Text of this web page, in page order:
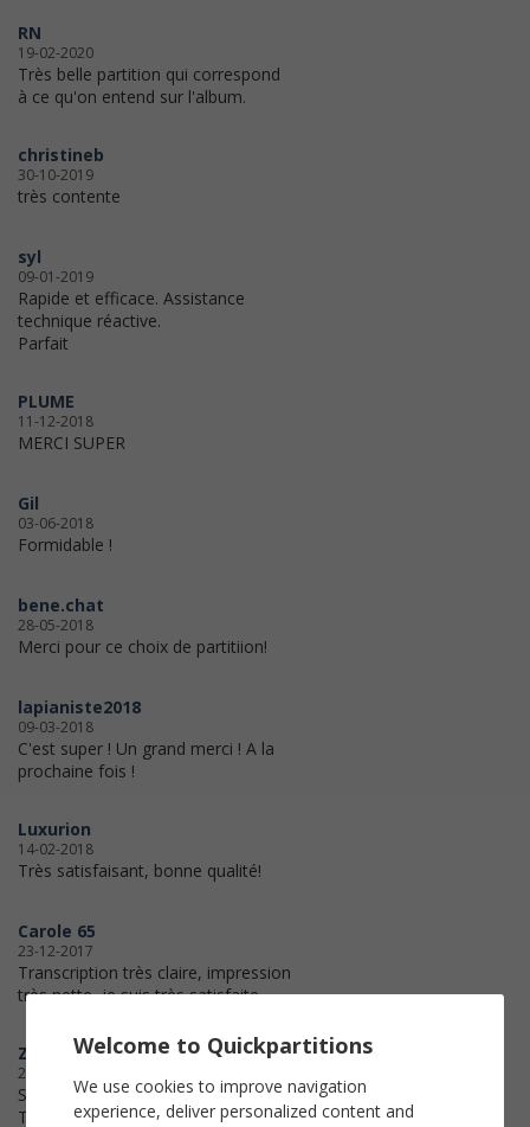
RN
19-02-2020
Très belle partition qui correspond
à ce qu'on entend sur l'album.
christineb
30-10-2019
très contente
syl
09-01-2019
Rapide et efficace. Assistance
technique réactive.
Parfait
PLUME
11-12-2018
MERCI SUPER
Gil
03-06-2018
Formidable !
bene.chat
28-05-2018
Merci pour ce choix de partitiion!
lapianiste2018
09-03-2018
C'est super ! Un grand merci ! A la
prochaine fois !
Luxurion
14-02-2018
Très satisfaisant, bonne qualité!
Carole 65
23-12-2017
Transcription très claire, impression
très nette, je suis très satisfaite.
ZABELLE
20-12-2017
SUPER ! MERCI A L ASSISTANCE
TECHNIQUE
Welcome to Quickpartitions
We use cookies to improve navigation
experience, deliver personalized content and